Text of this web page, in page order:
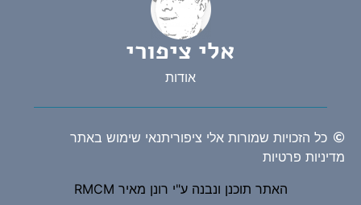
אלי ציפורי
אודות
כל הזכויות שמורות אלי ציפוריתנאי שימוש באתר
מדיניות פרטיות
האתר תוכנן ונבנה ע"י רונן מאיר RMCM